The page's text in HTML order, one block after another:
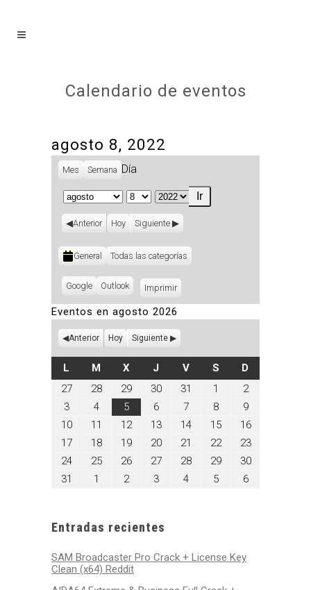
Calendario de eventos
agosto 8, 2022
Mes Semana Día
Mes
Día
Año
Anterior Hoy Siguiente
Categorías
General Todas las categorías
Subscribe
Google
Subscribe
Outlook ImprimirVistas
Eventos en agosto 2026
Anterior Hoy Siguiente
L LUNES
M MARTES
XMIÉRCOLES
J JUEVES
VVIERNES
SSÁBADO
D
27julio
28julio
28,
29julio
29,
30julio
31 1
agosto
2026
2agosto
2,
2026
3agosto
3,
2026
4agosto
4,
2026
5agosto
5,
2026
6agosto
6,
2026
7agosto
7,
2026
8agosto
8,
2026
9agosto
9,
2026
10agosto
10,
11
agosto
2026
12agosto
2026
13agosto
2026
14agosto
2026
15agosto
2026
16agosto
2026
17agosto
2026
18agosto
18,
2026
19agosto
2026
20agosto
20,
2026
21
agosto
2026
22agosto
2026
23agosto
23,
2026
24agosto
25agosto
26agosto
27agosto
28agosto
29agosto
30agosto
31
agosto
1
septiembre
2septiembre
3septiembre
4septiembre
5septiembre
6septiembre
Entradas recientes
SAM Broadcaster Pro Crack + License Key
Clean (x64) Reddit